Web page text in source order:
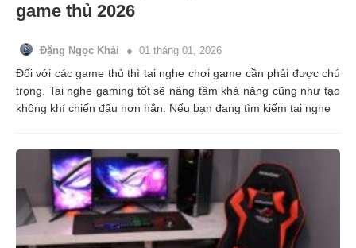
game thủ 2026
Đặng Ngọc Khải 01 tháng 01, 2026
Đối với các game thủ thì tai nghe chơi game cần phải được chú
trọng. Tai nghe gaming tốt sẽ nâng tầm khả năng cũng như tạo
không khí chiến đấu hơn hẳn. Nếu bạn đang tìm kiếm tai nghe